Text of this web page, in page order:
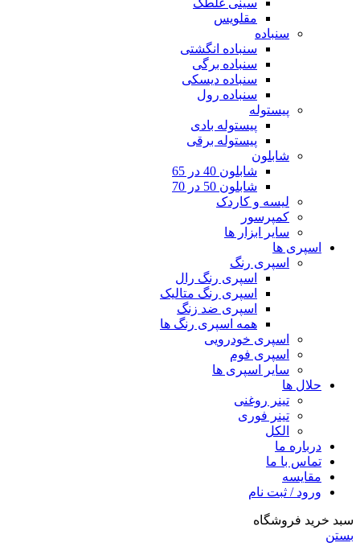
مقلویس
سنباده
سنباده انگشتی
سنباده برگی
سنباده دیسکی
سنباده رول
پیستوله
پیستوله بادی
پیستوله برقی
شابلون
شابلون 40 در 65
شابلون 50 در 70
لیسه و کاردک
کمپرسور
سایر ابزار ها
اسپری ها
اسپری رنگ
اسپری رنگ رال
اسپری رنگ متالیک
اسپری ضد زنگ
همه اسپری رنگ ها
اسپری خودرویی
اسپری فوم
سایر اسپری ها
حلال ها
تینر روغنی
تینر فوری
الکل
درباره ما
تماس با ما
مقایسه
ورود / ثبت نام
سبد خرید فروشگاه
بستن